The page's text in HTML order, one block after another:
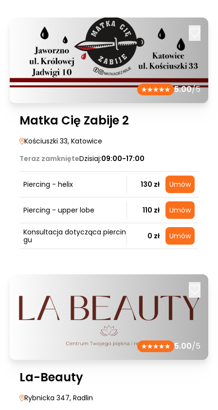
5.00/5
Matka Cię Zabije 2
Kościuszki 33, Katowice
Teraz zamknięteDzisiaj:09:00-17:00
Piercing - helix 130 zł Umów
Piercing - upper lobe 110 zł Umów
Konsultacja dotycząca piercin
gu
0 zł Umów
5.00/5
La-Beauty
Rybnicka 347, Radlin